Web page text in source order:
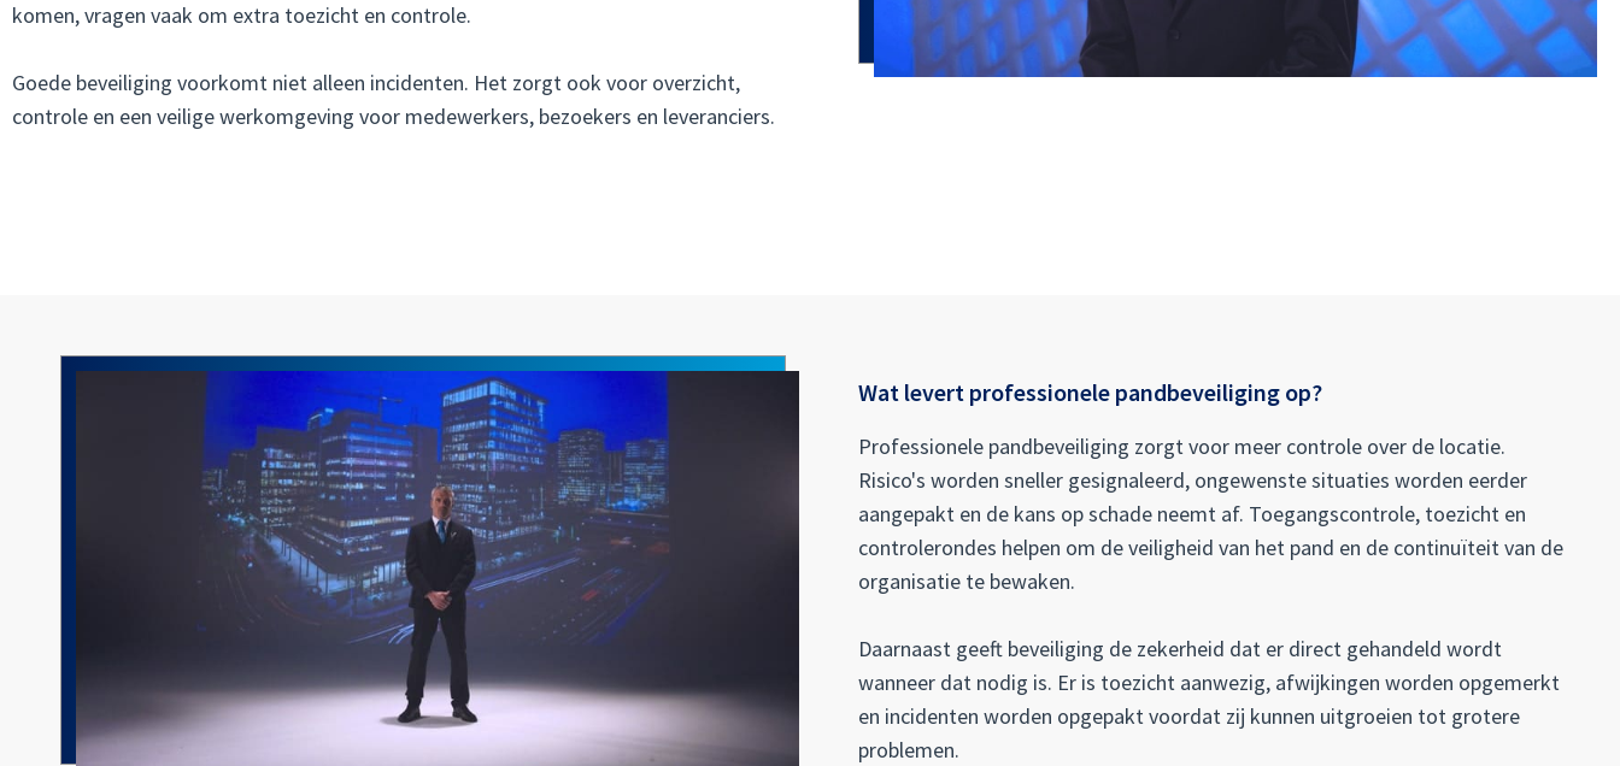
komen, vragen vaak om extra toezicht en controle.
Goede beveiliging voorkomt niet alleen incidenten. Het zorgt ook voor overzicht,
controle en een veilige werkomgeving voor medewerkers, bezoekers en leveranciers.
Wat levert professionele pandbeveiliging op?
Professionele pandbeveiliging zorgt voor meer controle over de locatie.
Risico's worden sneller gesignaleerd, ongewenste situaties worden eerder
aangepakt en de kans op schade neemt af. Toegangscontrole, toezicht en
controlerondes helpen om de veiligheid van het pand en de continuïteit van de
organisatie te bewaken.
Daarnaast geeft beveiliging de zekerheid dat er direct gehandeld wordt
wanneer dat nodig is. Er is toezicht aanwezig, afwijkingen worden opgemerkt
en incidenten worden opgepakt voordat zij kunnen uitgroeien tot grotere
problemen.